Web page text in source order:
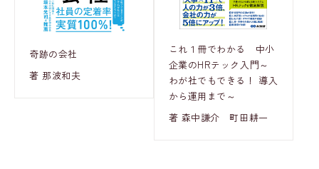
奇跡の会社
著 那波和夫
これ１冊でわかる 中小
企業のHRテック入門～
わが社でもできる！ 導入
から運用まで～
著 森中謙介 町田耕一